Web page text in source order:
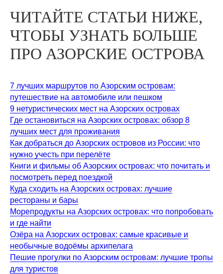
ЧИТАЙТЕ СТАТЬИ НИЖЕ,
ЧТОБЫ УЗНАТЬ БОЛЬШЕ
ПРО АЗОРСКИЕ ОСТРОВА
7 лучших маршрутов по Азорским островам:
путешествие на автомобиле или пешком
9 нетуристических мест на Азорских островах
Где остановиться на Азорских островах: обзор 8
лучших мест для проживания
Как добраться до Азорских островов из России: что
нужно учесть при перелёте
Книги и фильмы об Азорских островах: что почитать и
посмотреть перед поездкой
Куда сходить на Азорских островах: лучшие
рестораны и бары
Морепродукты на Азорских островах: что попробовать
и где найти
Озёра на Азорских островах: самые красивые и
необычные водоёмы архипелага
Пешие прогулки по Азорским островам: лучшие тропы
для туристов